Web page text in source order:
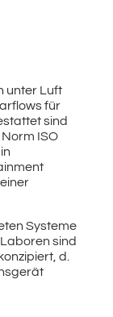
unter Luft
für
sind
ISO
Systeme
sind
d.